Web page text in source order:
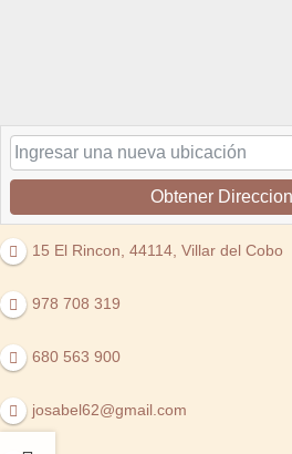
Obtener
15 El Rincon, 44114, Villar del Cobo
978 708 319
680 563 900
josabel62@gmail.com